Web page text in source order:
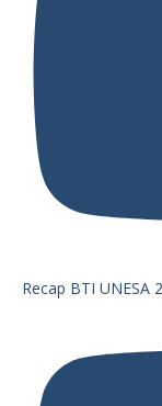
Recap BTI UNESA